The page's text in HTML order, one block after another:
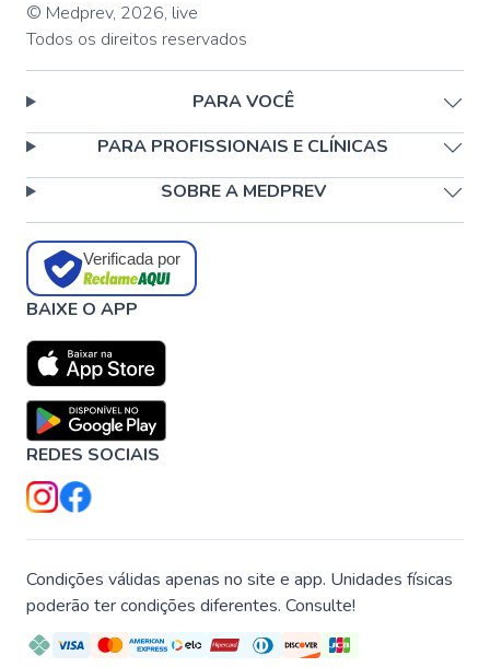
© Medprev, 2026, live
Todos os direitos reservados
PARA VOCÊ
PARA PROFISSIONAIS E CLÍNICAS
SOBRE A MEDPREV
Verificada por
BAIXE O APP
REDES SOCIAIS
Condições válidas apenas no site e app. Unidades físicas
poderão ter condições diferentes. Consulte!